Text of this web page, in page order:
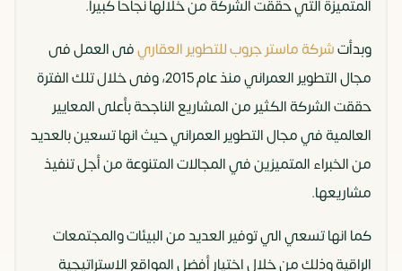
المتميزة التي حققت الشركة من خلالها نجاحا كبيرا.
وبدأتشركة ماستر جروب للتطوير العقاريفى العمل فى
مجال التطوير العمراني منذ عام 2015، وفى خلال تلك الفترة
حققت الشركة الكثير من المشاريع الناجحة بأعلى المعايير
العالمية في مجال التطوير العمراني حيث انها تسعين بالعديد
من الخبراء المتميزين في المجالات المتنوعة من أجل تنفيذ
مشاريعها.
كما انها تسعي الي توفير العديد من البيئات والمجتمعات
الراقية وذلك من خلال اختيار أفضل المواقع الاستراتيجية